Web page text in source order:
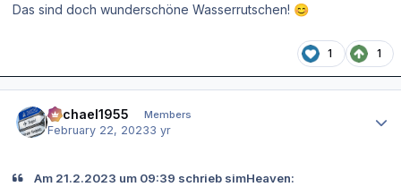
Das sind doch wunderschöne Wasserrutschen! 😊
1 1
Michael1955 Members
February 22, 20233 yr
Am 21.2.2023 um 09:39 schrieb simHeaven: